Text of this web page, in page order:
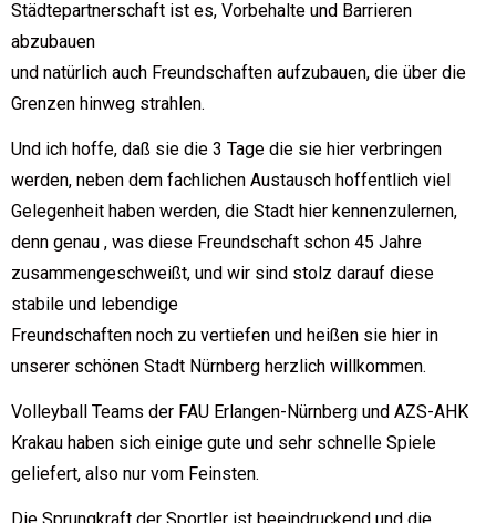
Städtepartnerschaft ist es, Vorbehalte und Barrieren
abzubauen
und natürlich auch Freundschaften aufzubauen, die über die
Grenzen hinweg strahlen.
Und ich hoffe, daß sie die 3 Tage die sie hier verbringen
werden, neben dem fachlichen Austausch hoffentlich viel
Gelegenheit haben werden, die Stadt hier kennenzulernen,
denn genau , was diese Freundschaft schon 45 Jahre
zusammengeschweißt, und wir sind stolz darauf diese
stabile und lebendige
Freundschaften noch zu vertiefen und heißen sie hier in
unserer schönen Stadt Nürnberg herzlich willkommen.
Volleyball Teams der FAU Erlangen-Nürnberg und AZS-AHK
Krakau haben sich einige gute und sehr schnelle Spiele
geliefert, also nur vom Feinsten.